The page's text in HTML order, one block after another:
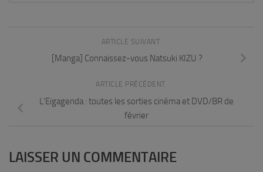
ARTICLE SUIVANT
[Manga] Connaissez-vous Natsuki KIZU ?
ARTICLE PRÉCÉDENT
L’Eigagenda : toutes les sorties cinéma et DVD/BR de
février
LAISSER UN COMMENTAIRE